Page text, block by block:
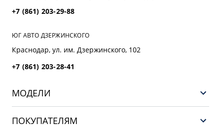
+7 (861) 203-29-88
ЮГ АВТО ДЗЕРЖИНСКОГО
Краснодар, ул. им. Дзержинского, 102
+7 (861) 203-28-41
МОДЕЛИ
ПОКУПАТЕЛЯМ